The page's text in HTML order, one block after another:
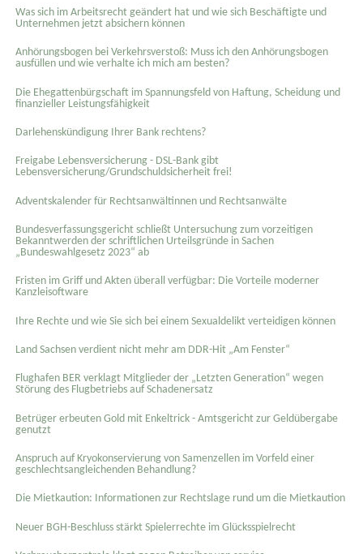
Was sich im Arbeitsrecht geändert hat und wie sich Beschäftigte und
Unternehmen jetzt absichern können
Anhörungsbogen bei Verkehrsverstoß: Muss ich den Anhörungsbogen
ausfüllen und wie verhalte ich mich am besten?
Die Ehegattenbürgschaft im Spannungsfeld von Haftung, Scheidung und
finanzieller Leistungsfähigkeit
Darlehenskündigung Ihrer Bank rechtens?
Freigabe Lebensversicherung - DSL-Bank gibt
Lebensversicherung/Grundschuldsicherheit frei!
Adventskalender für Rechtsanwältinnen und Rechtsanwälte
Bundesverfassungsgericht schließt Untersuchung zum vorzeitigen
Bekanntwerden der schriftlichen Urteilsgründe in Sachen
„Bundeswahlgesetz 2023“ ab
Fristen im Griff und Akten überall verfügbar: Die Vorteile moderner
Kanzleisoftware
Ihre Rechte und wie Sie sich bei einem Sexual­delikt verteidigen können
Land Sachsen verdient nicht mehr am DDR-Hit „Am Fenster“
Flughafen BER verklagt Mitglieder der „Letzten Generation“ wegen
Störung des Flugbetriebs auf Schadenersatz
Betrüger erbeuten Gold mit Enkeltrick - Amtsgericht zur Geldübergabe
genutzt
Anspruch auf Kryokonservierung von Samenzellen im Vorfeld einer
geschlechtsangleichenden Behandlung?
Die Mietkaution: Informationen zur Rechtslage rund um die Mietkaution
Neuer BGH-Beschluss stärkt Spielerrechte im Glücksspielrecht